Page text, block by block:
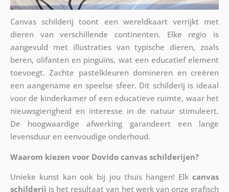
Canvas schilderij toont een wereldkaart verrijkt met
dieren van verschillende continenten. Elke regio is
aangevuld met illustraties van typische dieren, zoals
beren, olifanten en pinguïns, wat een educatief element
toevoegt. Zachte pastelkleuren domineren en creëren
een aangename en speelse sfeer. Dit schilderij is ideaal
voor de kinderkamer of een educatieve ruimte, waar het
nieuwsgierigheid en interesse in de natuur stimuleert.
De hoogwaardige afwerking garandeert een lange
levensduur en eenvoudige onderhoud.
Waarom kiezen voor Dovido canvas schilderijen?
Unieke kunst kan ook bij jou thuis hangen! Elkcanvas
schilderij is het resultaat van het werk van onze grafisch